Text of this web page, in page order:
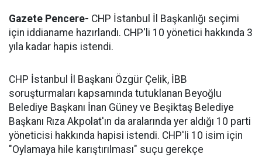
Gazete Pencere- CHP İstanbul İl Başkanlığı seçimi
için iddianame hazırlandı. CHP'li 10 yönetici hakkında 3
yıla kadar hapis istendi.
CHP İstanbul İl Başkanı Özgür Çelik, İBB
soruşturmaları kapsamında tutuklanan Beyoğlu
Belediye Başkanı İnan Güney ve Beşiktaş Belediye
Başkanı Rıza Akpolat'ın da aralarında yer aldığı 10 parti
yöneticisi hakkında hapisi istendi. CHP'li 10 isim için
"Oylamaya hile karıştırılması" suçu gerekçe